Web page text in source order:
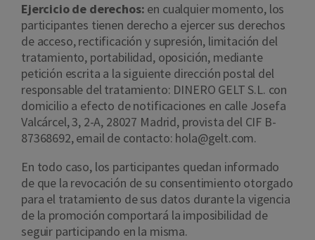
Ejercicio de derechos: en cualquier momento, los
participantes tienen derecho a ejercer sus derechos
de acceso, rectificación y supresión, limitación del
tratamiento, portabilidad, oposición, mediante
petición escrita a la siguiente dirección postal del
responsable del tratamiento: DINERO GELT S.L. con
domicilio a efecto de notificaciones en calle Josefa
Valcárcel, 3, 2-A, 28027 Madrid, provista del CIF B-
87368692, email de contacto: hola@gelt.com.
En todo caso, los participantes quedan informado
de que la revocación de su consentimiento otorgado
para el tratamiento de sus datos durante la vigencia
de la promoción comportará la imposibilidad de
seguir participando en la misma.